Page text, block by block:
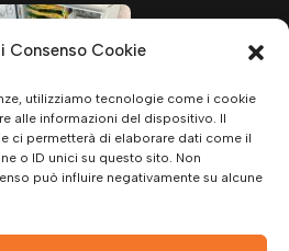
Consenso Cookie
utilizziamo tecnologie come i cookie
alle informazioni del dispositivo. Il
ci permetterà di elaborare dati come il
o ID unici su questo sito. Non
può influire negativamente su alcune